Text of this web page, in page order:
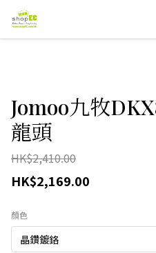
Jomoo九牧
龍頭
HK$2,410.00
HK$2,169.00
顏色